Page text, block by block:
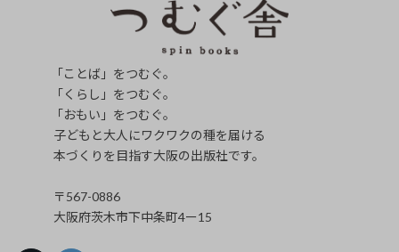
「ことば」をつむぐ。
「くらし」をつむぐ。
「おもい」をつむぐ。
子どもと大人にワクワクの種を届ける
本づくりを目指す大阪の出版社です。
〒567-0886
大阪府茨木市下中条町4ー15